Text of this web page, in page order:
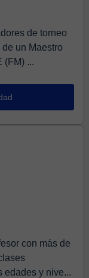
de torneo
un Maestro
(FM) ...
con más de
edades y nive...